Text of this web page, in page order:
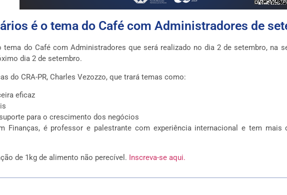
é o tema do Café com Administradores de
tema do Café com Administradores que será realizado no dia 2 de setembro, na
dia 2 de setembro.
do CRA-PR, Charles Vezozzo, que trará temas como:
eficaz
para o crescimento dos negócios
Finanças, é professor e palestrante com experiência internacional e tem
de 1kg de alimento não perecível. Inscreva-se aqui.